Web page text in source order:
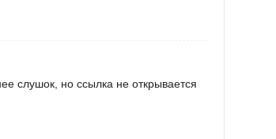
слушок, но ссылка не открывается